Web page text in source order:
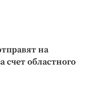
на
счет областного